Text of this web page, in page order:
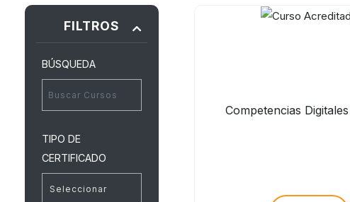
FILTROS
BÚSQUEDA
TIPO DE
CERTIFICADO
Competencias